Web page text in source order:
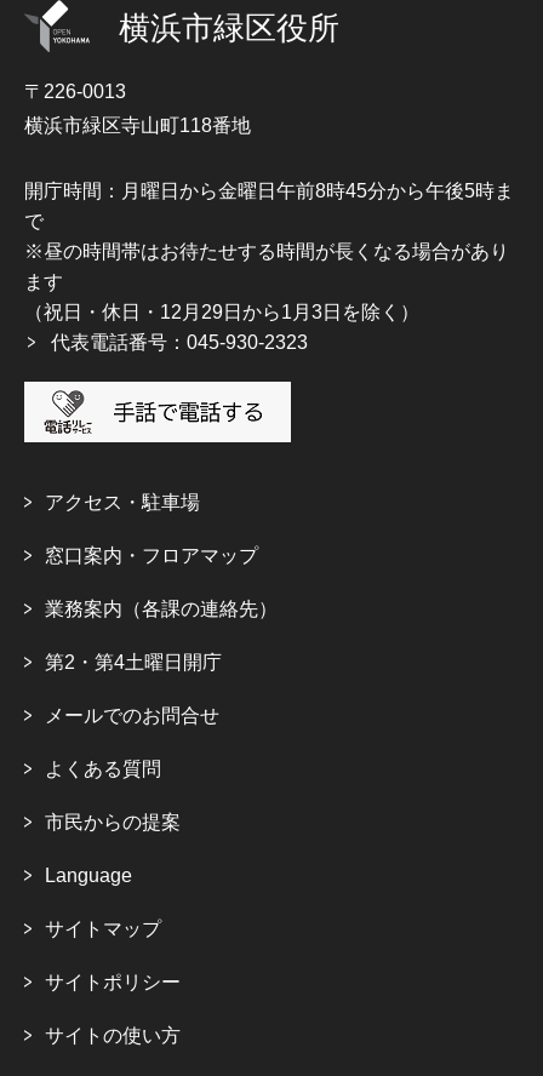
横浜市緑区役所
〒226-0013
横浜市緑区寺山町118番地
開庁時間：月曜日から金曜日午前8時45分から午後5時ま
で
※昼の時間帯はお待たせする時間が長くなる場合があり
ます
（祝日・休日・12月29日から1月3日を除く）
代表電話番号：045-930-2323
アクセス・駐車場
窓口案内・フロアマップ
業務案内（各課の連絡先）
第2・第4土曜日開庁
メールでのお問合せ
よくある質問
市民からの提案
Language
サイトマップ
サイトポリシー
サイトの使い方